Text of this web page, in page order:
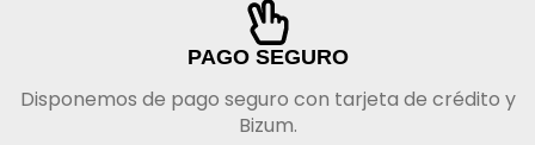
PAGO SEGURO
Disponemos de pago seguro con tarjeta de crédito y
Bizum.